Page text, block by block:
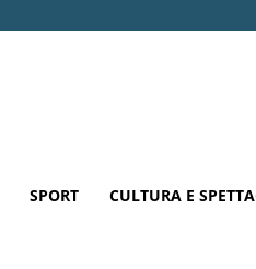
SPORT CULTURA E